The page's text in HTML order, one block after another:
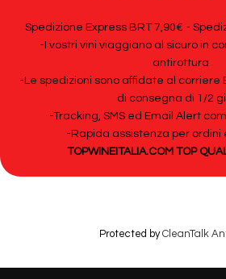
Spedizione Express BRT 7,90€ -
-I vostri vini viaggiano al sicuro in
antirottura
-Le spedizioni sono affidate al corriere
di consegna di 1/2
-Tracking, SMS ed Email Alert
-Rapida assistenza per ordini
TOPWINEITALIA.COM TOP
Protected byCleanTalk